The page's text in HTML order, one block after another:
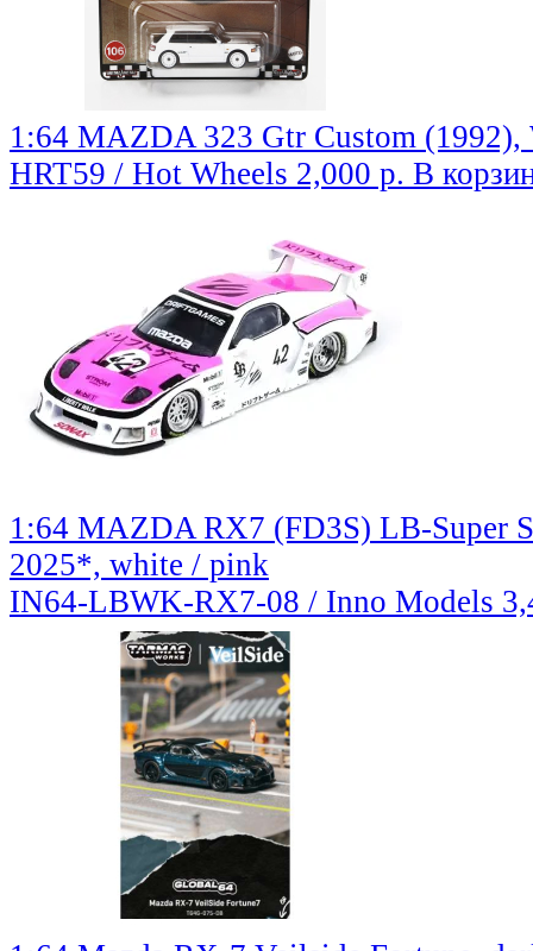
1:64 MAZDA 323 Gtr Custom (1992),
HRT59 / Hot Wheels 2,000 р. В
1:64 MAZDA RX7 (FD3S) LB-Super
2025*, white / pink
IN64-LBWK-RX7-08 / Inno Models